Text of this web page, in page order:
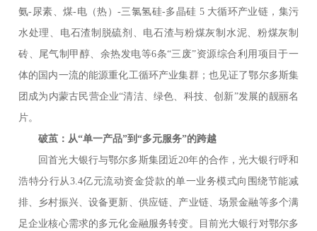
氨-尿素、煤-电（热）-三氯氢硅-多晶硅 5 大循环产业链，集污
水处理、电石渣制脱硫剂、电石渣与粉煤灰制水泥、粉煤灰制
砖、尾气制甲醇、余热发电等6条“三废”资源综合利用项目于一
体的国内一流的能源重化工循环产业集群；也见证了鄂尔多斯集
团成为内蒙古民营企业“清洁、绿色、科技、创新”发展的靓丽名
片。
破茧：从“单一产品”到“多元服务”的跨越
回首光大银行与鄂尔多斯集团近20年的合作，光大银行呼和
浩特分行从3.4亿元流动资金贷款的单一业务模式向围绕节能减
排、乡村振兴、设备更新、供应链、产业链、场景金融等多个满
足企业核心需求的多元化金融服务转变。目前光大银行对鄂尔多